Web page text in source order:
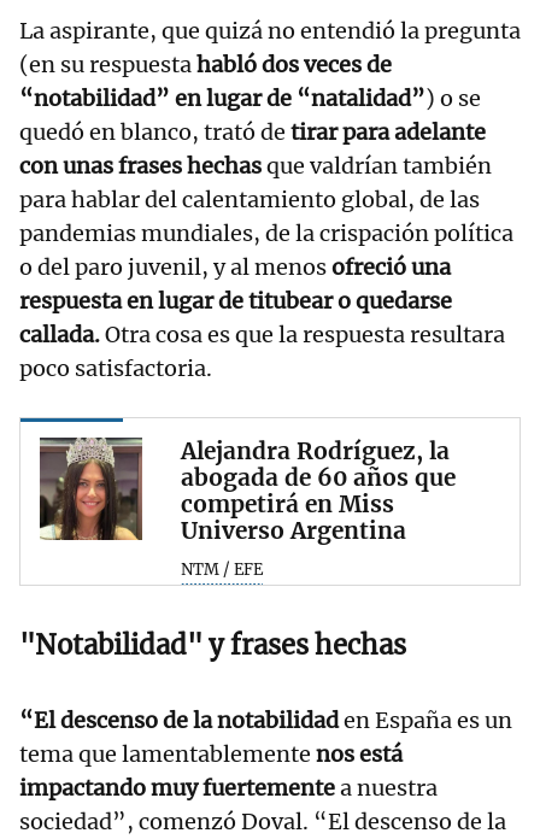
La aspirante, que quizá no entendió la pregunta
(en su respuestahabló dos veces de
“notabilidad” en lugar de “natalidad”) o se
quedó en blanco, trató de tirar para adelante
con unas frases hechasque valdrían también
para hablar del calentamiento global, de las
pandemias mundiales, de la crispación política
o del paro juvenil, y al menosofreció una
respuesta en lugar de titubear o quedarse
callada.Otra cosa es que la respuesta resultara
poco satisfactoria.
Alejandra Rodríguez, la
abogada de 60 años que
competirá en Miss
Universo Argentina
NTM / EFE
"Notabilidad" y frases hechas
“El descenso de la notabilidaden España es un
tema que lamentablemente nos está
impactando muy fuertementea nuestra
sociedad”, comenzó Doval. “El descenso de la